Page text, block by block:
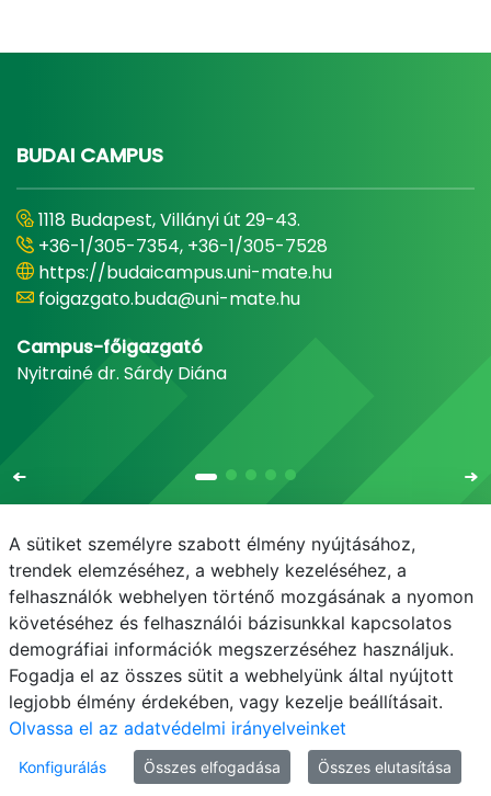
BUDAI CAMPUS
1118 Budapest, Villányi út 29-43.
+36-1/305-7354, +36-1/305-7528
https://budaicampus.uni-mate.hu
foigazgato.buda@uni-mate.hu
Campus-főigazgató
Nyitrainé dr. Sárdy Diána
E-mail Telefonkönyv NEPTUN
E-learning
Adatvédelem
© MATE 2021
A sütiket személyre szabott élmény nyújtásához,
trendek elemzéséhez, a webhely kezeléséhez, a
felhasználók webhelyen történő mozgásának a nyomon
követéséhez és felhasználói bázisunkkal kapcsolatos
demográfiai információk megszerzéséhez használjuk.
Fogadja el az összes sütit a webhelyünk által nyújtott
legjobb élmény érdekében, vagy kezelje beállításait.
Olvassa el az adatvédelmi irányelveinket
Konfigurálás Összes elfogadása Összes elutasítása